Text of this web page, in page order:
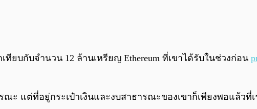
ยบกับจำนวน 12 ล้านเหรียญ Ethereum ที่เขาได้รับในช่วงก่อน
ณะ แต่ที่อยู่กระเป๋าเงินและงบสาธารณะของเขาก็เพียงพอแล้วที่